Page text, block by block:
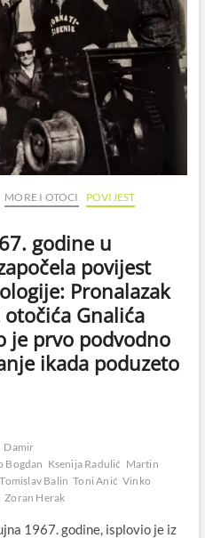
MORE I OTOCI
POVIJEST
godine u
povijest
Pronalazak
Gnalića
je prvo podvodno
ikada poduzeto
Damir
Bogdan Ksenija Radulić Martin
Tomislav Balin Toni Anić Vinko
Zoran Herak
1967. godine, isplovio je iz